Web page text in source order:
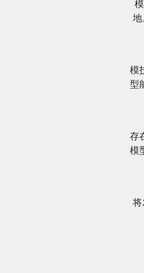
模
型
存
模